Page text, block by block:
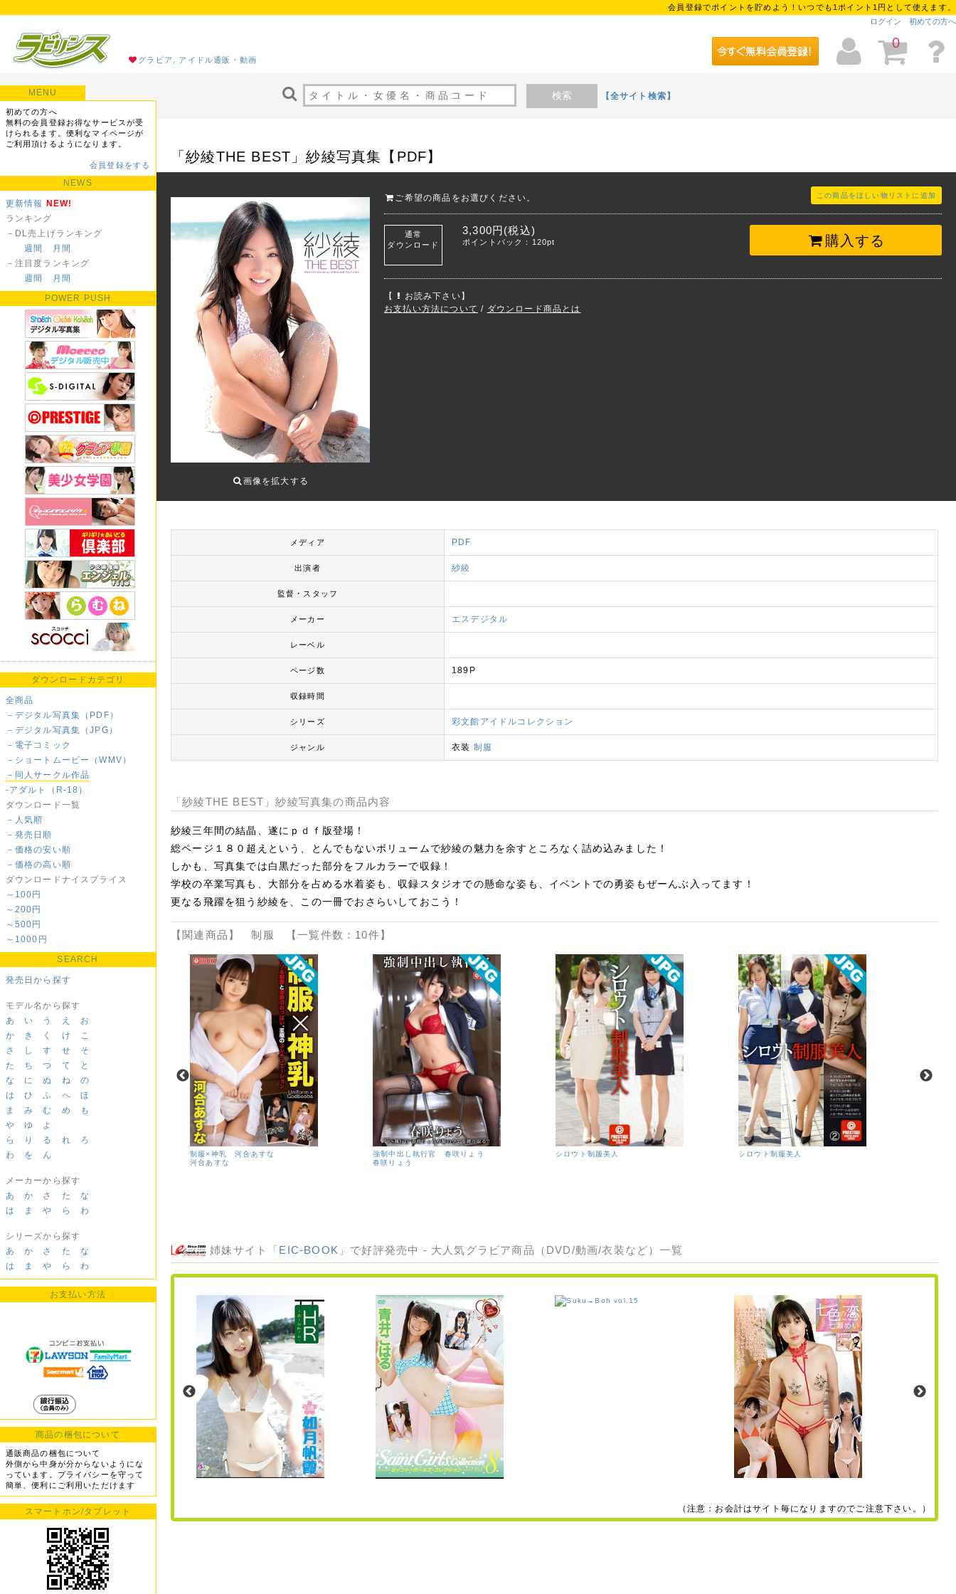
会員登録でポイントを貯めよう！いつでも1ポイント1円として使えます。
ログイン
初めての方へ
グラビア, アイドル通販・動画
0
検索 【全サイト検索】
MENU
初めての方へ
無料の会員登録お得なサービスが受
けられるます。便利なマイページが
ご利用頂けるようになります。
会員登録をする
NEWS
更新情報 NEW!
ランキング
－DL売上げランキング
週間
月間
－注目度ランキング
週間
月間
POWER PUSH
ダウンロードカテゴリ
全商品
－デジタル写真集（PDF）
－デジタル写真集（JPG）
－電子コミック
－ショートムービー（WMV）
－同人サークル作品
-アダルト（R-18）
ダウンロード一覧
－人気順
－発売日順
－価格の安い順
－価格の高い順
ダウンロードナイスプライス
～100円
～200円
～500円
～1000円
SEARCH
発売日から探す
モデル名から探す
あ
い う え
お
か
き く け
こ
さ
し す せ
そ
た
ち つ て
と
な
に ぬ ね
の
は
ひ ふ へ
ほ
ま
み む め
も
や
ゆ
よ
ら
り る れ
ろ
わ
を ん
メーカーから探す
あ
か さ た
な
は
ま や ら わ
シリーズから探す
あ
か さ た
な
は
ま や ら わ
お支払い方法
商品の梱包について
通販商品の梱包について
外側から中身が分からないようにな
っています。プライバシーを守って
簡単、便利にご利用いただけます
スマートホン/タブレット
「紗綾THE BEST」紗綾写真集【PDF】
画像を拡大する
ご希望の商品をお選びください。 この商品をほしい物リストに追加
購入する
通常
ダウンロード
3,300円(税込)
ポイントバック：120pt
【
お読み下さい】
お支払い方法について / ダウンロード商品とは
メディア PDF
出演者 紗綾
監督・スタッフ
メーカー エスデジタル
レーベル
ページ数 189P
収録時間
シリーズ 彩文館アイドルコレクション
ジャンル 衣装 制服
「紗綾THE BEST」紗綾写真集の商品内容
紗綾三年間の結晶、遂にｐｄｆ版登場！
総ページ１８０超えという、とんでもないボリュームで紗綾の魅力を余すところなく詰め込みました！
しかも、写真集では白黒だった部分をフルカラーで収録！
学校の卒業写真も、大部分を占める水着姿も、収録スタジオでの懸命な姿も、イベントでの勇姿もぜーんぶ入ってます！
更なる飛躍を狙う紗綾を、この一冊でおさらいしておこう！
【関連商品】 制服 【一覧件数：10件】
清水あいり 【ファミレス】いらっ
制服×神乳 河合あすな
河合あすな
強制中出し執行官 春咲りょう
春咲りょう
シロウト制服美人 シロウト制服美人
姉妹サイト「EIC-BOOK 」で好評発売中 - 大人気グラビア商品（DVD/動画/衣装など）一覧
（注意：お会計はサイト毎になりますのでご注意下さい。）